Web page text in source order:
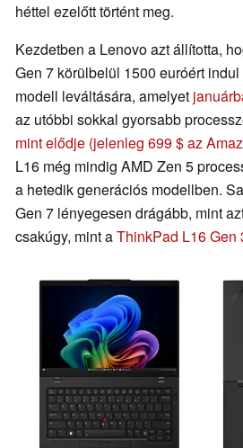
héttel ezelőtt történt meg.
Kezdetben a Lenovo azt állította,
Gen 7 körülbelül 1500 euróért
modell leváltására, amelyet
az utóbbi sokkal gyorsabb
mint elődje (jelenleg 699 $ az
L16 még mindig AMD Zen 5
a hetedik generációs modellben.
Gen 7 lényegesen drágább, mint
csakúgy, mint aThinkPad L16 Gen